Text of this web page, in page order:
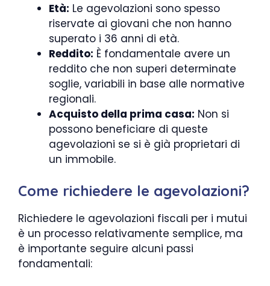
Età: Le agevolazioni sono spesso
riservate ai giovani che non hanno
superato i 36 anni di età.
Reddito: È fondamentale avere un
reddito che non superi determinate
soglie, variabili in base alle normative
regionali.
Acquisto della prima casa: Non si
possono beneficiare di queste
agevolazioni se si è già proprietari di
un immobile.
Come richiedere le agevolazioni?
Richiedere le agevolazioni fiscali per i mutui
è un processo relativamente semplice, ma
è importante seguire alcuni passi
fondamentali: